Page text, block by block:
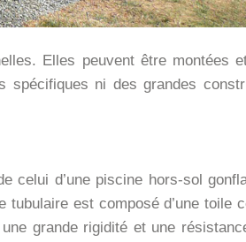
Elles peuvent être montées
spécifiques ni des grandes
celui d’une piscine hors-sol
est composé d’une toile
grande rigidité et une